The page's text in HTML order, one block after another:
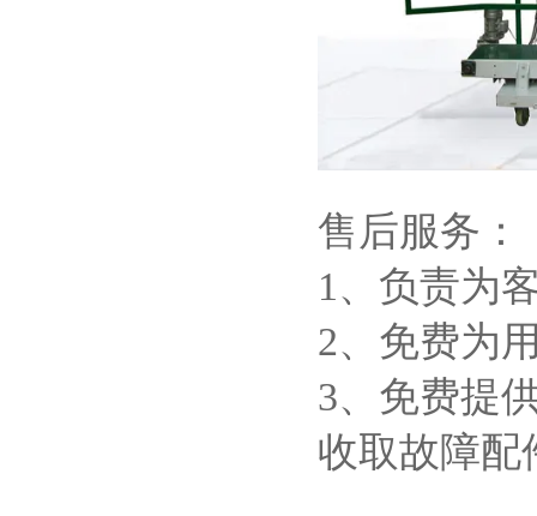
售后服务：
1、负责为
2、免费为
3、免费提
收取故障配